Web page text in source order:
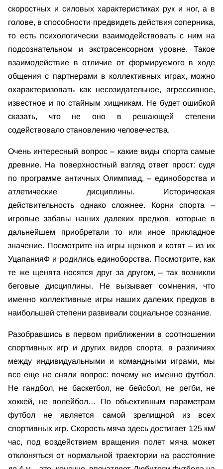
скоростных и силовых характеристиках рук и ног, а в
голове, в способности предвидеть действия соперника,
то есть психологически взаимодействовать с ним на
подсознательном и экстрасенсорном уровне. Такое
взаимодействие в отличие от формируемого в ходе
общения с партнерами в коллективных играх, можно
охарактеризовать как несозидательное, агрессивное,
известное и по стайным хищникам. Не будет ошибкой
сказать, что не оно в решающей степени
содействовало становлению человечества.
Очень интересный вопрос – какие виды спорта самые
древние. На поверхностный взгляд ответ прост: судя
по программе античных Олимпиад, – единоборства и
атлетические дисциплины. Историческая
действительность однако сложнее. Корни спорта –
игровые забавы наших далеких предков, которые в
дальнейшем приобретали то или иное прикладное
значение. Посмотрите на игры щенков и котят – из их
УцапанияФ и родились единоборства. Посмотрите, как
те же щенята носятся друг за другом, – так возникли
беговые дисциплины. Не вызывает сомнения, что
именно коллективные игры наших далеких предков в
наибольшей степени развивали социальное сознание.
Разобравшись в первом приближении в соотношении
спортивных игр и других видов спорта, в различиях
между индивидуальными и командными играми, мы
все еще не сняли вопрос: почему же именно футбол.
Не гандбол, не баскетбол, не бейсбол, не регби, не
хоккей, не волейбол… По объективным параметрам
футбол не является самой зрелищной из всех
спортивных игр. Скорость мяча здесь достигает 125 км/
час, под воздействием вращения полет мяча может
отклоняться от нормальной траектории на расстояние